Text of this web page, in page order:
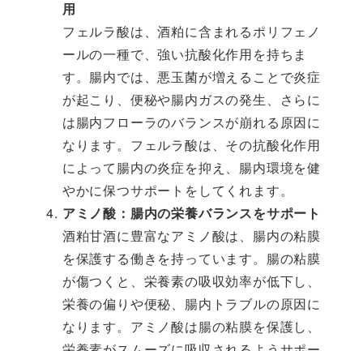
用
フェルラ酸は、酒粕に含まれるポリフェノ
ールの一種で、強い抗酸化作用を持ちま
す。腸内では、悪玉菌が増えることで炎症
が起こり、便秘や腸内ガスの発生、さらに
は腸内フローラのバランスが崩れる原因に
なります。フェルラ酸は、その抗酸化作用
によって腸内の炎症を抑え、腸内環境を健
やかに保つサポートをしてくれます。
アミノ酸：腸内の栄養バランスをサポート
酒粕甘酒に豊富なアミノ酸は、腸内の粘膜
を保護する働きを持っています。腸の粘膜
が傷つくと、栄養素の吸収効率が低下し、
栄養の偏りや便秘、腸内トラブルの原因に
なります。アミノ酸は腸の粘膜を保護し、